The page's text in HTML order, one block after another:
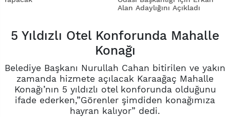
Alan Adaylığını Açıkladı
5 Yıldızlı Otel Konforunda Mahalle
Konağı
Belediye Başkanı Nurullah Cahan bitirilen ve yakın
zamanda hizmete açılacak Karaağaç Mahalle
Konağı’nın 5 yıldızlı otel konforunda olduğunu
ifade ederken,”Görenler şimdiden konağımıza
hayran kalıyor” dedi.